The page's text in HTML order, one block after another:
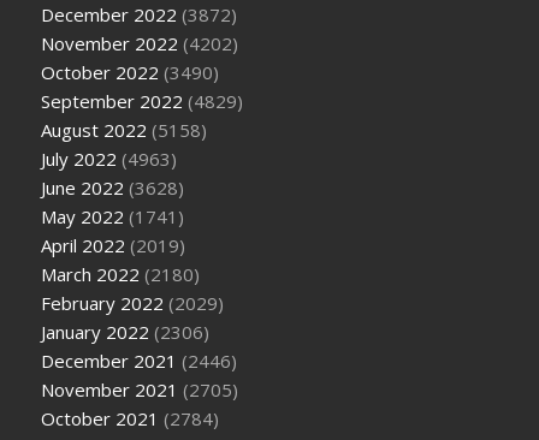
December 2022 (3872)
November 2022 (4202)
October 2022 (3490)
September 2022 (4829)
August 2022 (5158)
July 2022 (4963)
June 2022 (3628)
May 2022 (1741)
April 2022 (2019)
March 2022 (2180)
February 2022 (2029)
January 2022 (2306)
December 2021 (2446)
November 2021 (2705)
October 2021 (2784)